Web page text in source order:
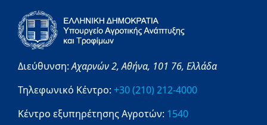
Διεύθυνση:Αχαρνών 2,Αθήνα, 101 76, Ελλάδα
Τηλεφωνικό Κέντρο: +30 (210) 212-4000
Κέντρο εξυπηρέτησης Αγροτών: 1540